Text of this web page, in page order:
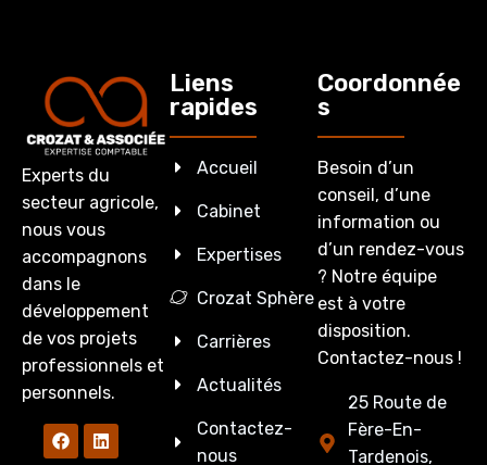
Experts du
secteur agricole,
nous vous
accompagnons
dans le
développement
de vos projets
professionnels et
personnels.
Liens
rapides
Accueil
Cabinet
Expertises
Crozat Sphère
Carrières
Actualités
Contactez-
nous
Coordonnée
s
Besoin d’un
conseil, d’une
information ou
d’un rendez-vous
? Notre équipe
est à votre
disposition.
Contactez-nous !
25 Route de
Fère-En-
Tardenois,